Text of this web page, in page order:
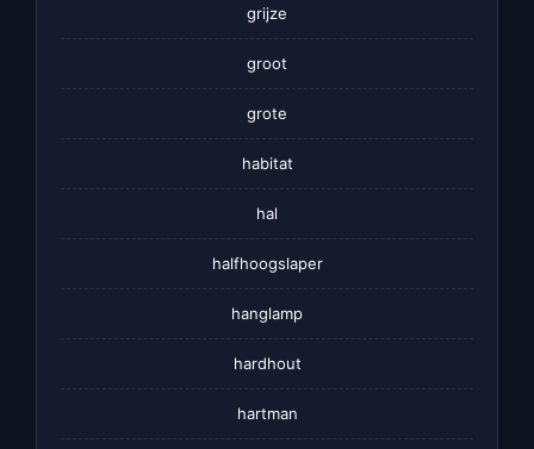
grijze
groot
grote
habitat
hal
halfhoogslaper
hanglamp
hardhout
hartman